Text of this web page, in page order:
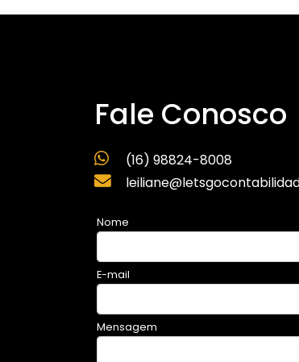
Fale Conosco
(16) 98824-8008
Nome
E-mail
Mensagem